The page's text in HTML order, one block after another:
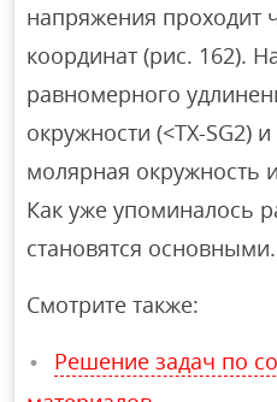
напряжения проходит
координат (рис. 162).
равномерного
окружности (<TX-SG2) и
молярная окружность
Как уже упоминалось
становятся основными.
Смотрите также:
Решение задач по